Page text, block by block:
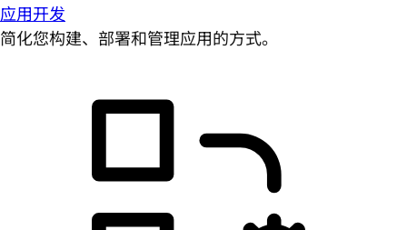
应用开发
简化您构建、部署和管理应用的方式。